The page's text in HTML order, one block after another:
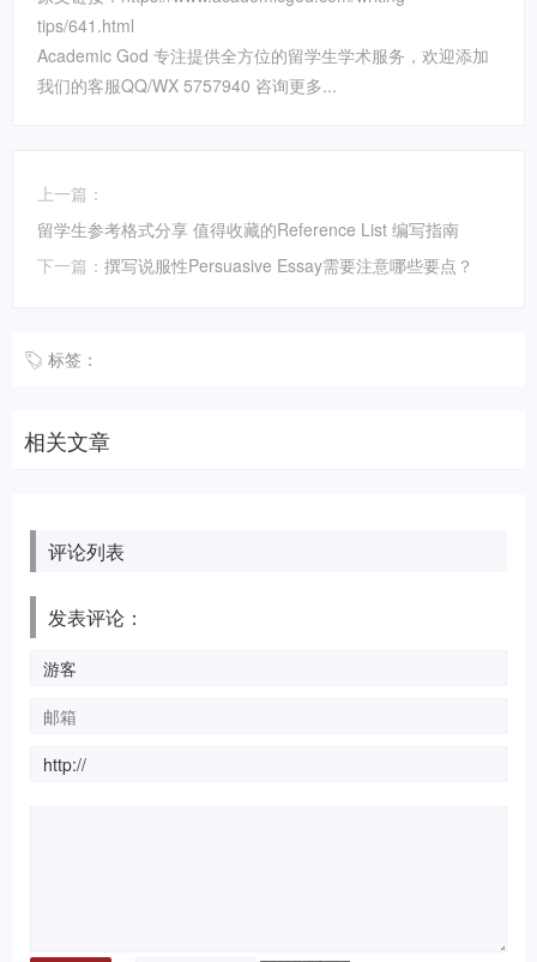
tips/641.html
Academic God 专注提供全方位的留学生学术服务，欢迎添加
我们的客服QQ/WX 5757940 咨询更多...
上一篇：
留学生参考格式分享 值得收藏的Reference List 编写指南
下一篇： 撰写说服性Persuasive Essay需要注意哪些要点？
标签：
相关文章
评论列表
发表评论：